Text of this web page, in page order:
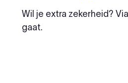
Wil je extra zekerheid?
gaat.